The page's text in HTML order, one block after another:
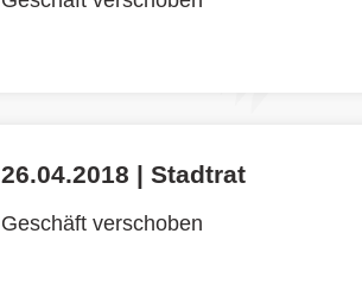
26.04.2018 | Stadtrat
Geschäft verschoben